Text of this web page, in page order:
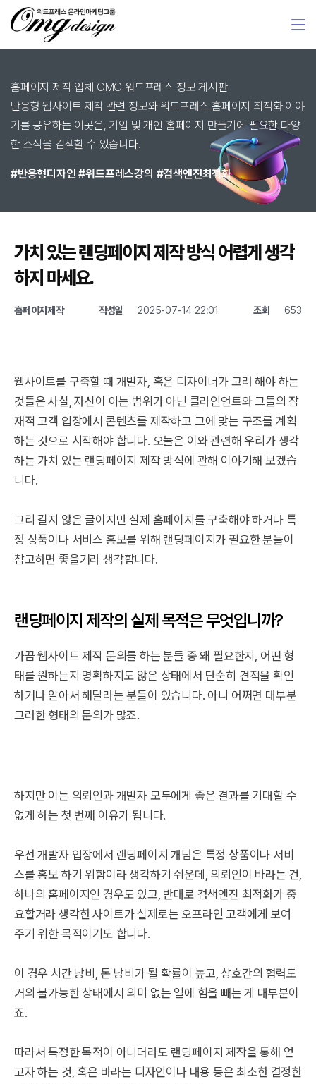
홈페이지 제작 업체 OMG 워드프레스 정보 게시판
반응형 웹사이트 제작 관련 정보와 워드프레스 홈페이지 최적화 이야
기를 공유하는 이곳은, 기업 및 개인 홈페이지 만들기에 필요한 다양
한 소식을 검색할 수 있습니다.
#반응형디자인 #워드프레스강의 #검색엔진최적화
가치 있는 랜딩페이지 제작 방식 어렵게 생각
하지 마세요.
홈페이지제작 작성일 2025-07-14 22:01 조회 653
웹사이트를 구축할 때 개발자, 혹은 디자이너가 고려 해야 하는
것들은 사실, 자신이 아는 범위가 아닌 클라인언트와 그들의 잠
재적 고객 입장에서 콘텐츠를 제작하고 그에 맞는 구조를 계획
하는 것으로 시작해야 합니다. 오늘은 이와 관련해 우리가 생각
하는 가치 있는 랜딩페이지 제작 방식에 관해 이야기해 보겠습
니다.
그리 길지 않은 글이지만 실제 홈페이지를 구축해야 하거나 특
정 상품이나 서비스 홍보를 위해 랜딩페이지가 필요한 분들이
참고하면 좋을거라 생각합니다.
랜딩페이지 제작의 실제 목적은 무엇입니까?
가끔 웹사이트 제작 문의를 하는 분들 중 왜 필요한지, 어떤 형
태를 원하는지 명확하지도 않은 상태에서 단순히 견적을 확인
하거나 알아서 해달라는 분들이 있습니다. 아니 어쩌면 대부분
그러한 형태의 문의가 많죠.
하지만 이는 의뢰인과 개발자 모두에게 좋은 결과를 기대할 수
없게 하는 첫 번째 이유가 됩니다.
우선 개발자 입장에서 랜딩페이지 개념은 특정 상품이나 서비
스를 홍보 하기 위함이라 생각하기 쉬운데, 의뢰인이 바라는 건,
하나의 홈페이지인 경우도 있고, 반대로 검색엔진 최적화가 중
요할거라 생각한 사이트가 실제로는 오프라인 고객에게 보여
주기 위한 목적이기도 합니다.
이 경우 시간 낭비, 돈 낭비가 될 확률이 높고, 상호간의 협력도
거의 불가능한 상태에서 의미 없는 일에 힘을 빼는 게 대부분이
죠.
따라서 특정한 목적이 아니더라도 랜딩페이지 제작을 통해 얻
고자 하는 것, 혹은 바라는 디자인이나 내용 등은 최소한 결정한